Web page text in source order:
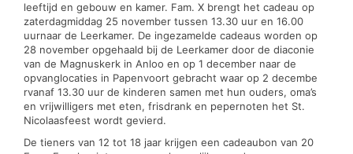
leeftijd en gebouw en kamer. Fam. X brengt het cadeau op
zaterdagmiddag 25 november tussen 13.30 uur en 16.00
uurnaar de Leerkamer. De ingezamelde cadeaus worden op
28 november opgehaald bij de Leerkamer door de diaconie
van de Magnuskerk in Anloo en op 1 december naar de
opvanglocaties in Papenvoort gebracht waar op 2 decembe
rvanaf 13.30 uur de kinderen samen met hun ouders, oma’s
en vrijwilligers met eten, frisdrank en pepernoten het St.
Nicolaasfeest wordt gevierd.
De tieners van 12 tot 18 jaar krijgen een cadeaubon van 20